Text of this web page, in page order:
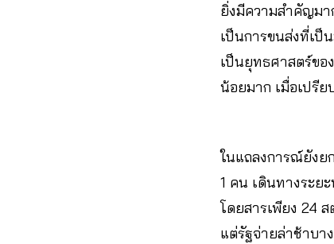
ยิ่งมีความสำคัญมา
เป็นการขนส่งที่เป็
เป็นยุทธศาสตร์ขอ
น้อยมาก เมื่อเปรี
ในแถลงการณ์ยังย
1 คน เดินทางระย
โดยสารเพียง 24
แต่รัฐจ่ายล่าช้าบ